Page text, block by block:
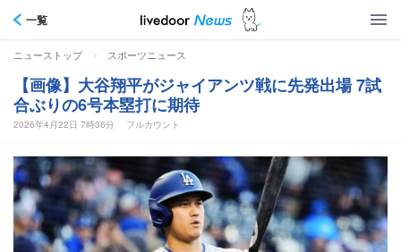
一覧
ニューストップ > スポーツニュース
【画像】大谷翔平がジャイアンツ戦に先発出場 7試
合ぶりの6号本塁打に期待
2026年4月22日 7時36分 フルカウント